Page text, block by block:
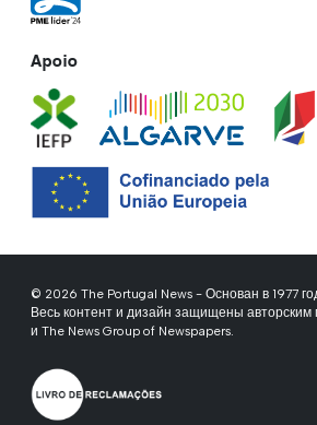
Apoio
© 2026 The Portugal News - Основан в 1977
Весь контент и дизайн защищены авторским
и The News Group of Newspapers.